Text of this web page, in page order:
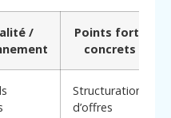
/
Points forts
concrets
Structuration
d’offres